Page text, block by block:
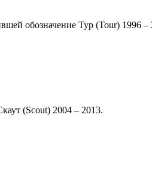
обозначение Тур (Tour) 1996 –
(Scout) 2004 – 2013.